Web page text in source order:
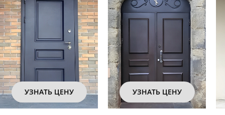
УЗНАТЬ ЦЕНУ УЗНАТЬ ЦЕНУ